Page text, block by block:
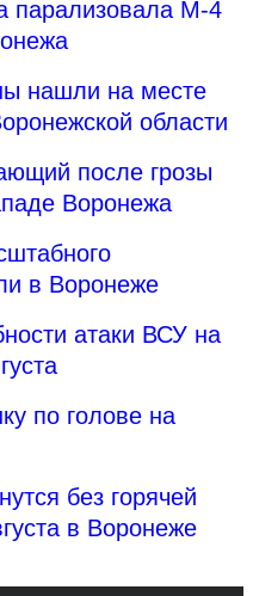
парализовала М-4
нашли на месте
области
после грозы
Воронежа
в Воронеже
атаки ВСУ на
по голове на
без горячей
в Воронеже